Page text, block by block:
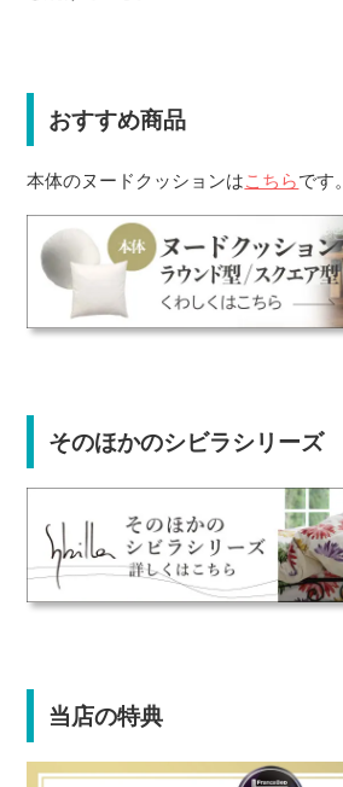
おすすめ商品
本体のヌードクッションはこちらです。
そのほかのシビラシリーズ
当店の特典